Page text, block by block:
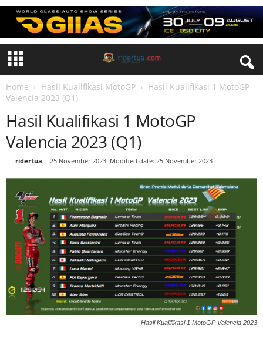
Home Hasil Kualifikasi MotoGP
Hasil Kualifikasi 1 MotoGP
Valencia 2023 (Q1)
Hasil Kualifikasi 1 MotoGP
Valencia 2023 (Q1)
ridertua 25 November 2023 Modified date: 25 November 2023
Hasil Kualifikasi 1 MotoGP Valencia 2023